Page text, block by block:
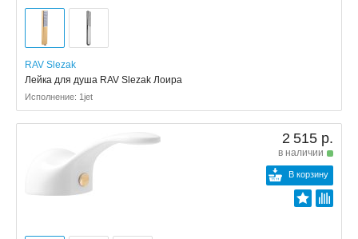
RAV Slezak
Лейка для душа RAV Slezak Лоира
Исполнение: 1jet
2 515 р.
в наличии
В корзину